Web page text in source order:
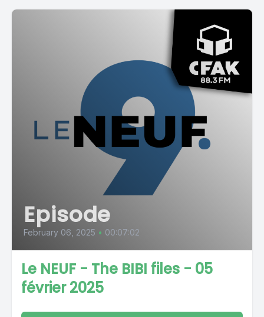
Episode
February 06, 2025 • 00:07:02
Le NEUF - The BIBI files - 05
février 2025